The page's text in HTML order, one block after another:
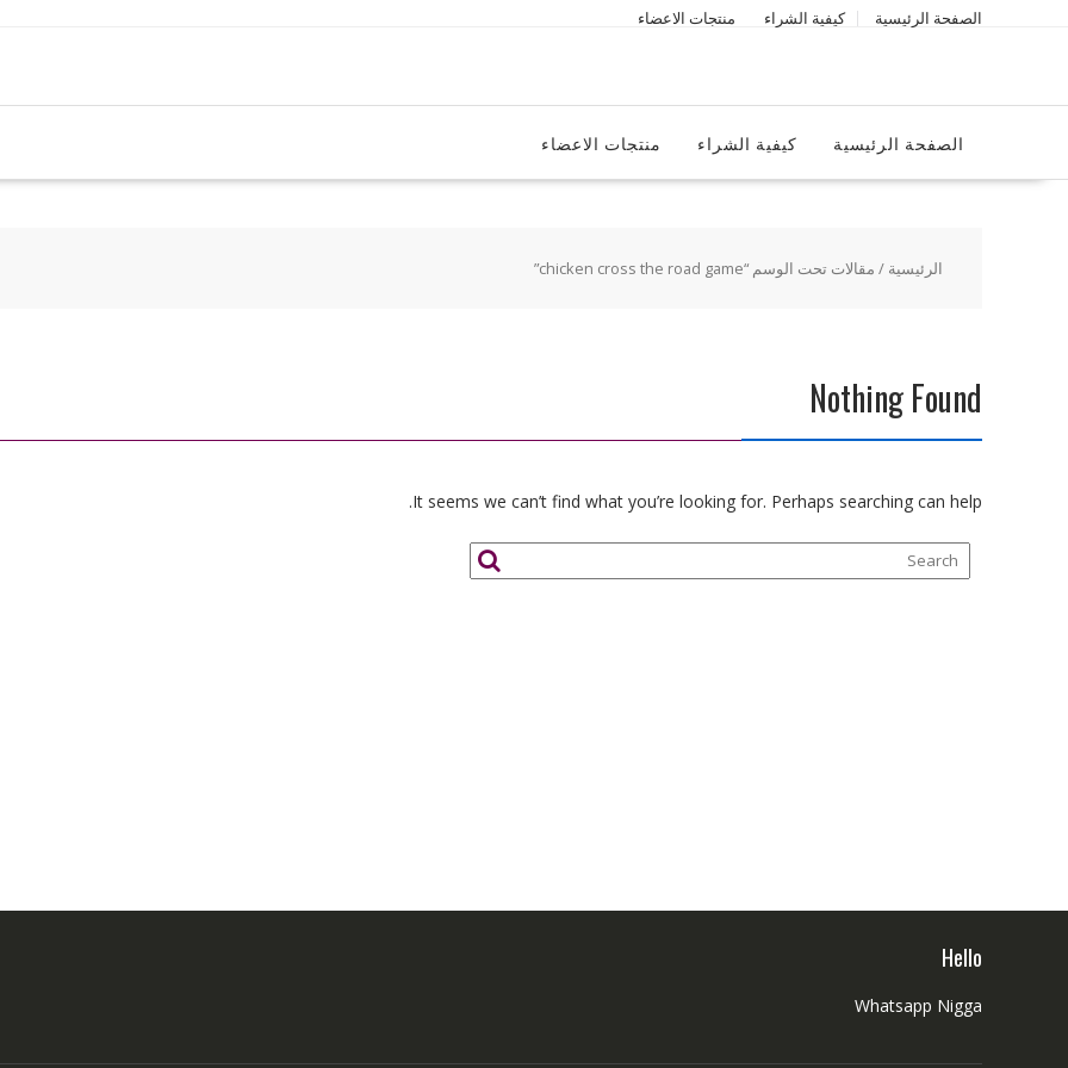
الصفحة الرئيسية كيفية الشراء منتجات الاعضاء
الصفحة الرئيسية كيفية الشراء منتجات الاعضاء
الرئيسية / مقالات تحت الوسم “chicken cross the road game”
Nothing Found
It seems we can’t find what you’re looking for. Perhaps searching can help.
Hello
Whatsapp Nigga